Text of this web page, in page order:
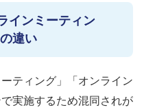
インミーティン
違い
ティング」「オンライン
実施するため混同されが